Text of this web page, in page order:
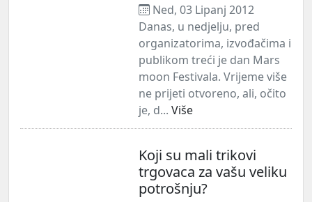
Ned, 03 Lipanj 2012
Danas, u nedjelju, pred
organizatorima, izvođačima i
publikom treći je dan Mars
moon Festivala. Vrijeme više
ne prijeti otvoreno, ali, očito
je, d... Više
Koji su mali trikovi
trgovaca za vašu veliku
potrošnju?